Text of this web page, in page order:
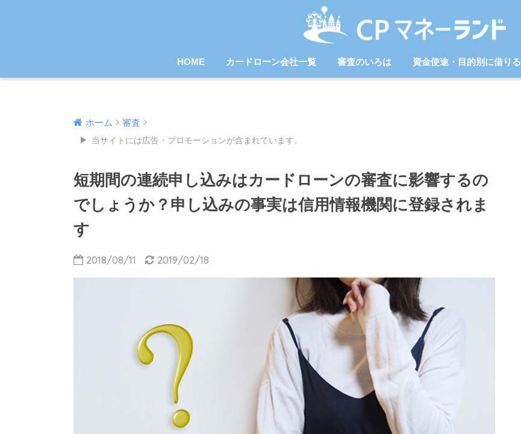
HOME カードローン会社一覧 審査のいろは 資金使途・目的別に借りる
ホーム 審査
当サイトには広告・プロモーションが含まれています。
短期間の連続申し込みはカードローンの審査に影響するの
でしょうか？申し込みの事実は信用情報機関に登録されま
す
2018/08/11 2019/02/18